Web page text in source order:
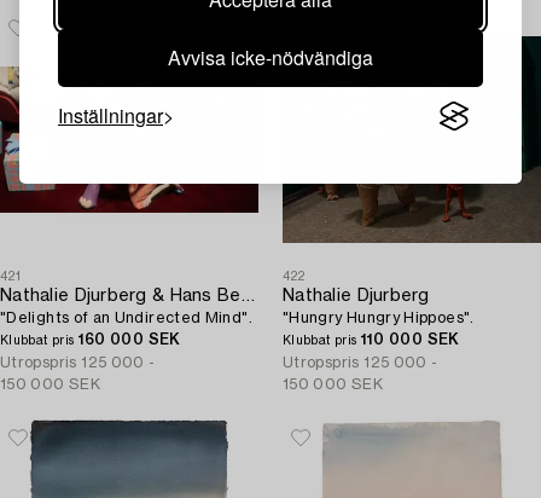
Avvisa icke-nödvändiga
Inställningar
421
Nathalie Djurberg & Hans Berg
"Delights of an Undirected Mind".
Klubbat pris 160 000 SEK
Utropspris 125 000 -
150 000 SEK
422
Nathalie Djurberg
"Hungry Hungry Hippoes".
Klubbat pris 110 000 SEK
Utropspris 125 000 -
150 000 SEK